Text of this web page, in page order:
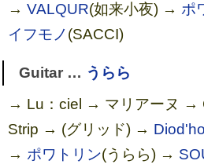
→VALQUR(如来小夜) → ポ
イフモノ(SACCI)
Guitar … うらら
→ Lu：ciel → マリアーヌ →
Strip → (グリッド) →
→ ポワトリン(うらら) →